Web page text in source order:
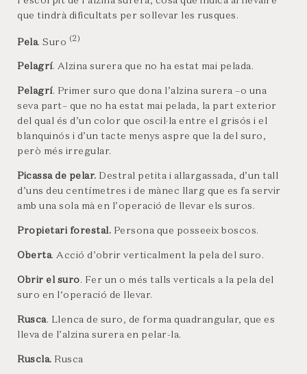
que tindrà dificultats per sollevar les rusques.
Pela. Suro (2)
Pelagrí. Alzina surera que no ha estat mai pelada.
Pelagrí. Primer suro que dona l’alzina surera –o una
seva part– que no ha estat mai pelada, la part exterior
del qual és d’un color que oscil·la entre el grisós i el
blanquinós i d’un tacte menys aspre que la del suro,
però més irregular.
Picassa de pelar. Destral petita i allargassada, d’un tall
d’uns deu centímetres i de mànec llarg que es fa servir
amb una sola mà en l’operació de llevar els suros.
Propietari forestal. Persona que posseeix boscos.
Oberta. Acció d’obrir verticalment la pela del suro.
Obrir el suro. Fer un o més talls verticals a la pela del
suro en l‘operació de llevar.
Rusca. Llenca de suro, de forma quadrangular, que es
lleva de l’alzina surera en pelar-la.
Ruscla. Rusca